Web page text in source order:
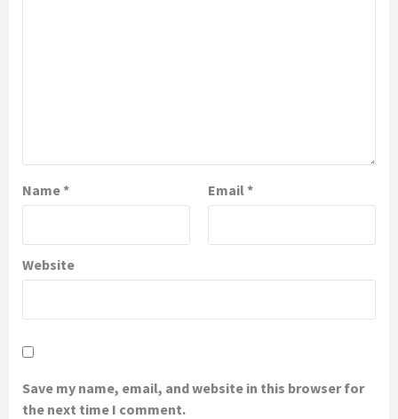
Name* Email *
Website
Save my name, email, and website in this browser for
the next time I comment.